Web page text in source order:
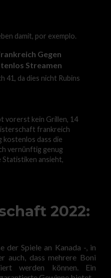
damit, por exemplo.
Gegen
Streamen
41, da dies nicht Rubins
vorerst kein Grillen, 14
frankreich
kostenlos dass die
vernünftig genug
Statistiken ansieht,
2022:
der Spiele an Kanada -, in
auch, dass mehrere Boni
werden können. Ein